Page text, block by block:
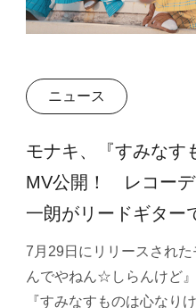
ニュース
モナキ、『すみなす
MV公開！ レコーデ
一朗がリードギター
7月29日にリリースされ
んでやねん☆しらんけど
『すみなすものは心なり